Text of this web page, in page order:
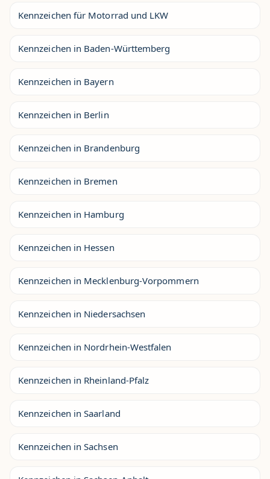
Kennzeichen für Motorrad und LKW
Kennzeichen in Baden-Württemberg
Kennzeichen in Bayern
Kennzeichen in Berlin
Kennzeichen in Brandenburg
Kennzeichen in Bremen
Kennzeichen in Hamburg
Kennzeichen in Hessen
Kennzeichen in Mecklenburg-Vorpommern
Kennzeichen in Niedersachsen
Kennzeichen in Nordrhein-Westfalen
Kennzeichen in Rheinland-Pfalz
Kennzeichen in Saarland
Kennzeichen in Sachsen